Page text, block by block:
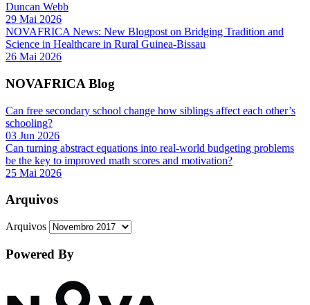
Duncan Webb
29 Mai 2026
NOVAFRICA News: New Blogpost on Bridging Tradition and
Science in Healthcare in Rural Guinea-Bissau
26 Mai 2026
NOVAFRICA Blog
Can free secondary school change how siblings affect each other’s
schooling?
03 Jun 2026
Can turning abstract equations into real-world budgeting problems
be the key to improved math scores and motivation?
25 Mai 2026
Arquivos
Arquivos
Powered By